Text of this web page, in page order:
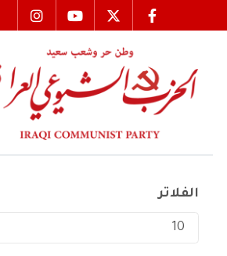
الفلاتر
عدد الإظهارات: